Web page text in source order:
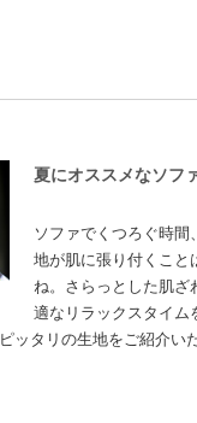
夏にオススメなソフ
ソファでくつろぐ時間
地が肌に張り付くこと
ね。さらっとした肌ざ
適なリラックスタイム
ッタリの生地をご紹介い